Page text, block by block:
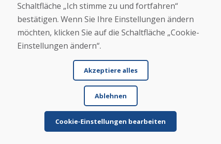
Vor- und Nachname
Schaltfläche „Ich stimme zu und fortfahren“
bestätigen. Wenn Sie Ihre Einstellungen ändern
möchten, klicken Sie auf die Schaltfläche „Cookie-
Einstellungen ändern“.
Akzeptiere alles
Ablehnen
Cookie-Einstellungen bearbeiten